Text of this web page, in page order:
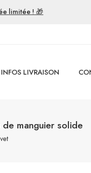
limitée ! 🎁
INFOS LIVRAISON
manguier solide